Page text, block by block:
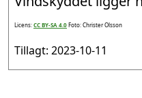
Licens:CC BY-SA 4.0 Foto: Christer Olsson
Tillagt: 2023-10-11